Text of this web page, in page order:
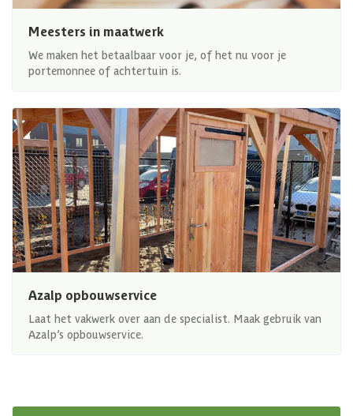
Meesters in maatwerk
We maken het betaalbaar voor je, of het nu voor je
portemonnee of achtertuin is.
Azalp opbouwservice
Laat het vakwerk over aan de specialist. Maak gebruik van
Azalp’s opbouwservice.